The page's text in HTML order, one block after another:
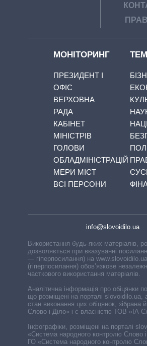
МОНІТОРИНГ
ПРЕЗИДЕНТ І
ОФІС
ВЕРХОВНА
РАДА
КАБІНЕТ
МІНІСТРІВ
ГОЛОВИ
ОБЛАДМІНІСТРАЦІЙ
МЕРИ МІСТ
ВСІ ПЕРСОНИ
info@slovoidilo.ua
Використання будь-яких матеріалів,
дозволяється при вказуванні
— гіперпосилання) на
(гіперпосилання) обов’язкове
часткового використання матеріалів.
Аналітична інформація про обіцянки
що розміщені на порталі slovoidilo.ua,
стан виконання цих обіцянок, зібрана
Слово і Діло» і є власністю ТОВ «ІА
Інфографіки, розміщені на порталі
«Система народного контролю Слово і
ГО «Система народного контролю